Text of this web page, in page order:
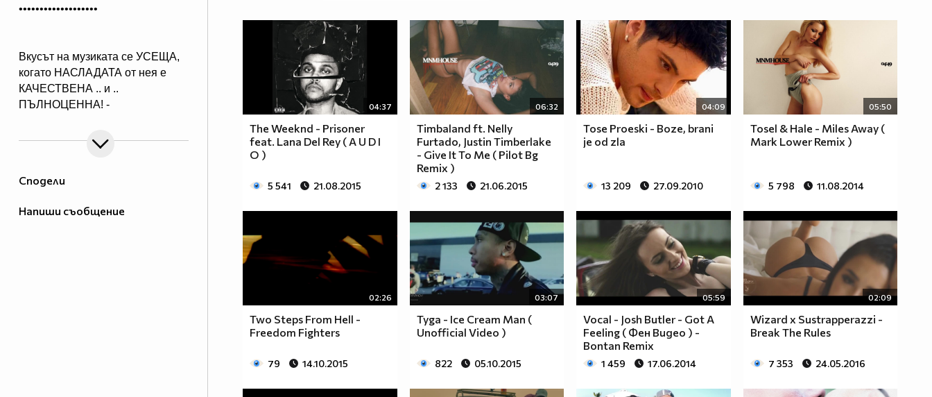
Сподели
Напиши съобщение
•••••••••••••••••••
Вкусът на музиката се УСЕЩА,
когато НАСЛАДАТА от нея е
КАЧЕСТВЕНА .. и ..
ПЪЛНОЦЕННА! -
( ако желаеш да получиш нещо,
което ще слушаш с удоволствие
04:37
The Weeknd - Prisoner
feat. Lana Del Rey ( A U D I
O )
5 541 21.08.2015
06:32
Timbaland ft. Nelly
Furtado, Justin Timberlake
- Give It To Me ( Pilot Bg
Remix )
2 133 21.06.2015
04:09
Tose Proeski - Boze, brani
je od zla
13 209 27.09.2010
05:50
Tosel & Hale - Miles Away (
Мark Lower Remix )
5 798 11.08.2014
02:26
Two Steps From Hell -
Freedom Fighters
79 14.10.2015
03:07
Tyga - Ice Cream Man (
Unofficial Video )
822 05.10.2015
05:59
Vocal - Josh Butler - Got A
Feeling ( Фен Видео ) -
Bontan Remix
1 459 17.06.2014
02:09
Wizard x Sustrapperazzi -
Break The Rules
7 353 24.05.2016